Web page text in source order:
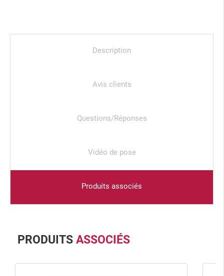
Description
Avis clients
Questions/Réponses
Vidéo de pose
Produits associés
PRODUITS ASSOCIÉS